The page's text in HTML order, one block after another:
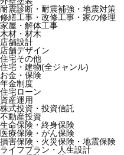
耐震診断・耐震補強・地震対策
修繕工事・改修工事・家の修理
家屋・解体工事
木材・材木
店舗設計
店舗デザイン
住宅その他
住宅・建物(全ジャンル)
お金・保険
年金制度
住宅ローン
資産運用
株式投資・投資信託
不動産投資
生命保険・終身保険
医療保険・がん保険
損害保険・火災保険・地震保険
ライフプラン・人生設計